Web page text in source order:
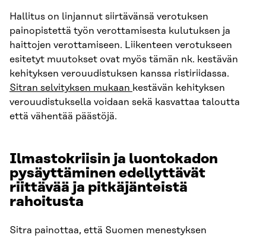
Hallitus on linjannut siirtävänsä verotuksen
painopistettä työn verottamisesta kulutuksen ja
haittojen verottamiseen. Liikenteen verotukseen
esitetyt muutokset ovat myös tämän nk. kestävän
kehityksen verouudistuksen kanssa ristiriidassa.
Sitran selvityksen mukaan kestävän kehityksen
verouudistuksella voidaan sekä kasvattaa taloutta
että vähentää päästöjä.
Ilmastokriisin ja luontokadon
pysäyttäminen edellyttävät
riittävää ja pitkäjänteistä
rahoitusta
Sitra painottaa, että Suomen menestyksen